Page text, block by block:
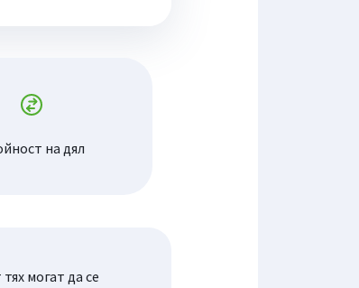
на дял
могат да се